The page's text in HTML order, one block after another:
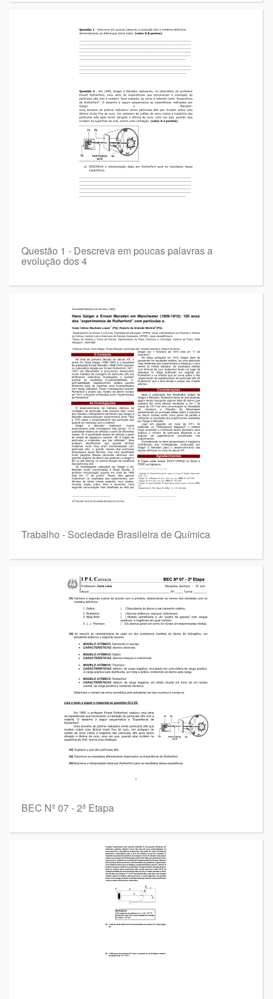
Questão 1 - Descreva em poucas palavras a
evolução dos 4
Trabalho - Sociedade Brasileira de Química
BEC Nº 07 - 2ª Etapa